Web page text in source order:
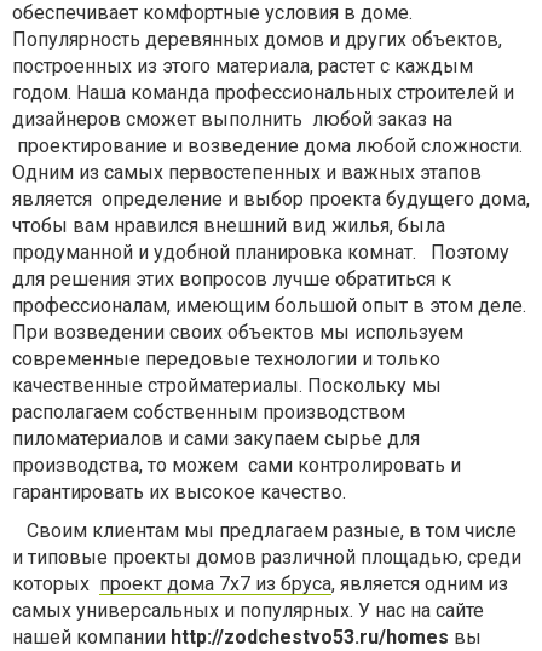
обеспечивает комфортные условия в доме.
Популярность деревянных домов и других объектов,
построенных из этого материала, растет с каждым
годом. Наша команда профессиональных строителей и
дизайнеров сможет выполнить любой заказ на
проектирование и возведение дома любой сложности.
Одним из самых первостепенных и важных этапов
является определение и выбор проекта будущего дома,
чтобы вам нравился внешний вид жилья, была
продуманной и удобной планировка комнат. Поэтому
для решения этих вопросов лучше обратиться к
профессионалам, имеющим большой опыт в этом деле.
При возведении своих объектов мы используем
современные передовые технологии и только
качественные стройматериалы. Поскольку мы
располагаем собственным производством
пиломатериалов и сами закупаем сырье для
производства, то можем сами контролировать и
гарантировать их высокое качество.
Своим клиентам мы предлагаем разные, в том числе
и типовые проекты домов различной площадью, среди
которых проект дома 7х7 из бруса, является одним из
самых универсальных и популярных. У нас на сайте
нашей компании http://zodchestvo53.ru/homes вы